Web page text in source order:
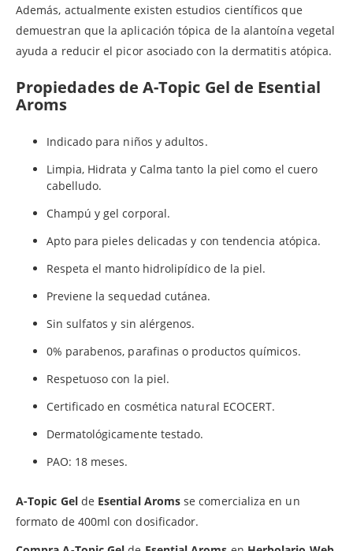
Además, actualmente existen estudios científicos que
demuestran que la aplicación tópica de la alantoína vegetal
ayuda a reducir el picor asociado con la dermatitis atópica.
Propiedades de A-Topic Gel de Esential
Aroms
Indicado para niños y adultos.
Limpia, Hidrata y Calma tanto la piel como el cuero
cabelludo.
Champú y gel corporal.
Apto para pieles delicadas y con tendencia atópica.
Respeta el manto hidrolipídico de la piel.
Previene la sequedad cutánea.
Sin sulfatos y sin alérgenos.
0% parabenos, parafinas o productos químicos.
Respetuoso con la piel.
Certificado en cosmética natural ECOCERT.
Dermatológicamente testado.
PAO: 18 meses.
A-Topic Gelde Esential Aroms se comercializa en un
formato de 400ml con dosificador.